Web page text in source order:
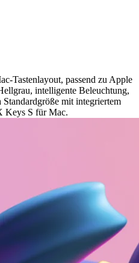
Tastenlayout, passend zu Apple
intelligente Beleuchtung,
mit integriertem
Keys S für Mac.